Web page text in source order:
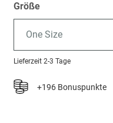
Größe
One Size
Lieferzeit 2-3 Tage
+196 Bonuspunkte